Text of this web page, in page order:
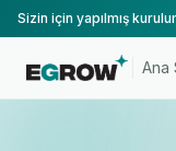
Ana